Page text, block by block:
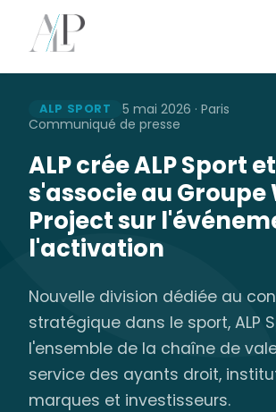
ALP SPORT
5 mai 2026 · Paris
Communiqué de presse
ALP crée ALP Sport et
s'associe au Groupe
Project sur
l'activation
Nouvelle division dédiée au
stratégique dans le sport, ALP
l'ensemble de la chaîne de
service des ayants droit,
marques et investisseurs.